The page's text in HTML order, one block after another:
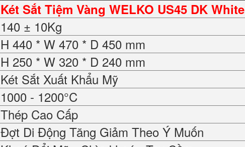
Két Sắt Tiệm Vàng WELKO US45 DK White
140 ± 10Kg
H 440 * W 470 * D 450 mm
H 250 * W 320 * D 240 mm
Két Sắt Xuất Khẩu Mỹ
1000 - 1200°C
Thép Cao Cấp
Đợt Di Động Tăng Giảm Theo Ý Muốn